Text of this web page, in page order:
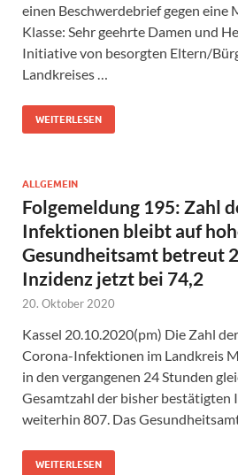
einen Beschwerdebrief gegen eine
Klasse: Sehr geehrte Damen und
Initiative von besorgten Eltern/
Landkreises …
WEITERLESEN
ALLGEMEIN
Folgemeldung 195: Zahl
Infektionen bleibt auf
Gesundheitsamt betreut
Inzidenz jetzt bei 74,2
20. Oktober 2020
Kassel 20.10.2020(pm) Die Zahl
Corona-Infektionen im Landkreis
in den vergangenen 24 Stunden
Gesamtzahl der bisher
weiterhin 807. Das
WEITERLESEN